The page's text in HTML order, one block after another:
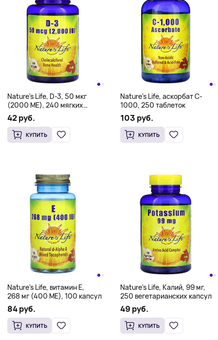
Nature's Life, D-3, 50 мкг
(2000 МЕ), 240 мягких
таблеток
42 руб.
КУПИТЬ
Nature's Life, аскорбат C-
1000, 250 таблеток
103 руб.
КУПИТЬ
Nature's Life, витамин E,
268 мг (400 МЕ), 100 капсул
84 руб.
КУПИТЬ
Nature's Life, Калий, 99 мг,
250 вегетарианских капсул
49 руб.
КУПИТЬ